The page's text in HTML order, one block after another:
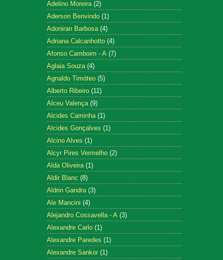
Adelino Moreira (2)
Aderson Benvindo (1)
Adoniran Barbosa (4)
Adriana Calcanhotto (4)
Afonso Camboim - A (7)
Aglaia Souza (4)
Agnaldo Timóteo (5)
Alberto Ribeiro (11)
Alceu Valença (9)
Alcides Caminha (1)
Alcides Gonçalves (1)
Alcino Alves (1)
Alcyr Pires Vermelho (2)
Alda Oliveira (1)
Aldir Blanc (8)
Aldrin Gandra (3)
Ale Mancini (4)
Alejandro Cossavella - A (3)
Alexandre Carlo (1)
Alexandre Paredes (1)
Alexandre Sankor (1)